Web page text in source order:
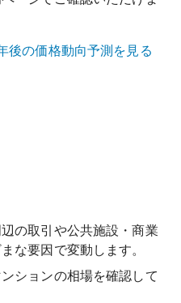
後の価格動向予測を見る
の取引や公共施設・商業
な要因で変動します。
ションの相場を確認して